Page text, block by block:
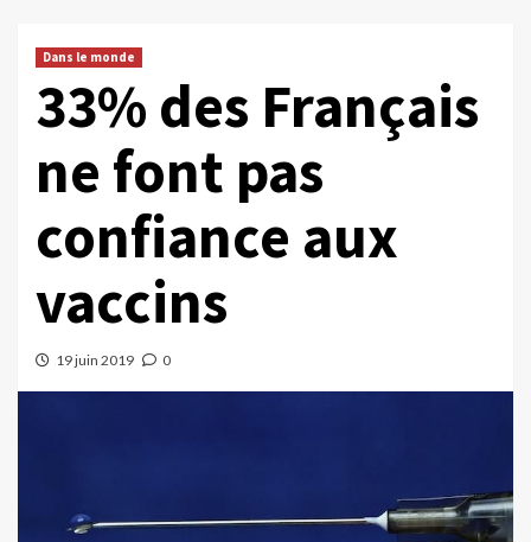
Dans le monde
33% des Français
ne font pas
confiance aux
vaccins
19 juin 2019 0